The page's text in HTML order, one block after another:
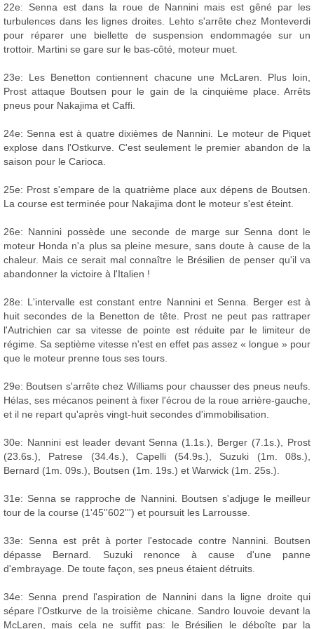
22e: Senna est dans la roue de Nannini mais est gêné par les
turbulences dans les lignes droites. Lehto s'arrête chez Monteverdi
pour réparer une biellette de suspension endommagée sur un
trottoir. Martini se gare sur le bas-côté, moteur muet.
23e: Les Benetton contiennent chacune une McLaren. Plus loin,
Prost attaque Boutsen pour le gain de la cinquième place. Arrêts
pneus pour Nakajima et Caffi.
24e: Senna est à quatre dixièmes de Nannini. Le moteur de Piquet
explose dans l'Ostkurve. C'est seulement le premier abandon de la
saison pour le Carioca.
25e: Prost s'empare de la quatrième place aux dépens de Boutsen.
La course est terminée pour Nakajima dont le moteur s'est éteint.
26e: Nannini possède une seconde de marge sur Senna dont le
moteur Honda n'a plus sa pleine mesure, sans doute à cause de la
chaleur. Mais ce serait mal connaître le Brésilien de penser qu'il va
abandonner la victoire à l'Italien !
28e: L'intervalle est constant entre Nannini et Senna. Berger est à
huit secondes de la Benetton de tête. Prost ne peut pas rattraper
l'Autrichien car sa vitesse de pointe est réduite par le limiteur de
régime. Sa septième vitesse n'est en effet pas assez « longue » pour
que le moteur prenne tous ses tours.
29e: Boutsen s'arrête chez Williams pour chausser des pneus neufs.
Hélas, ses mécanos peinent à fixer l'écrou de la roue arrière-gauche,
et il ne repart qu'après vingt-huit secondes d'immobilisation.
30e: Nannini est leader devant Senna (1.1s.), Berger (7.1s.), Prost
(23.6s.), Patrese (34.4s.), Capelli (54.9s.), Suzuki (1m. 08s.),
Bernard (1m. 09s.), Boutsen (1m. 19s.) et Warwick (1m. 25s.).
31e: Senna se rapproche de Nannini. Boutsen s'adjuge le meilleur
tour de la course (1'45''602''') et poursuit les Larrousse.
33e: Senna est prêt à porter l'estocade contre Nannini. Boutsen
dépasse Bernard. Suzuki renonce à cause d'une panne
d'embrayage. De toute façon, ses pneus étaient détruits.
34e: Senna prend l'aspiration de Nannini dans la ligne droite qui
sépare l'Ostkurve de la troisième chicane. Sandro louvoie devant la
McLaren, mais cela ne suffit pas: le Brésilien le déboîte par la